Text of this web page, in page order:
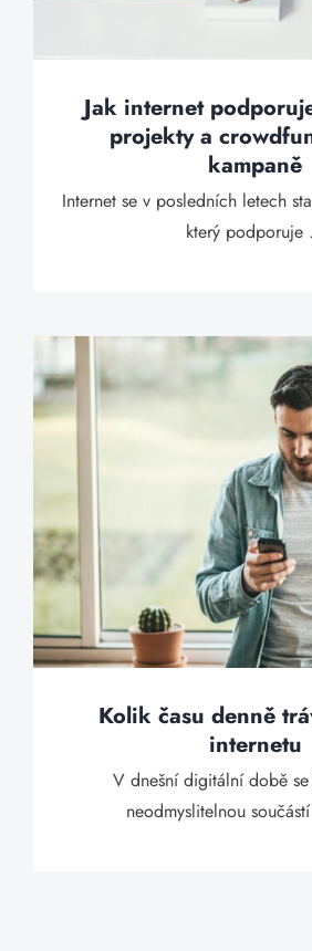
Jak internet
projekty a
kampaně
Internet se v posledních letech
který podporuje
Kolik času denně
internetu
V dnešní digitální době se
neodmyslitelnou